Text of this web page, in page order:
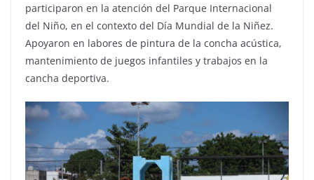
participaron en la atención del Parque Internacional
del Niño, en el contexto del Día Mundial de la Niñez.
Apoyaron en labores de pintura de la concha acústica,
mantenimiento de juegos infantiles y trabajos en la
cancha deportiva.